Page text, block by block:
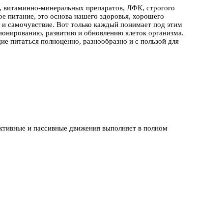
витаминно-минеральных препаратов, ЛФК, строгого
питание, это основа нашего здоровья, хорошего
самочувствие. Вот только каждый понимает под этим
развитию и обновлению клеток организма.
полноценно, разнообразно и с пользой для
и пассивные движения выполняет в полном